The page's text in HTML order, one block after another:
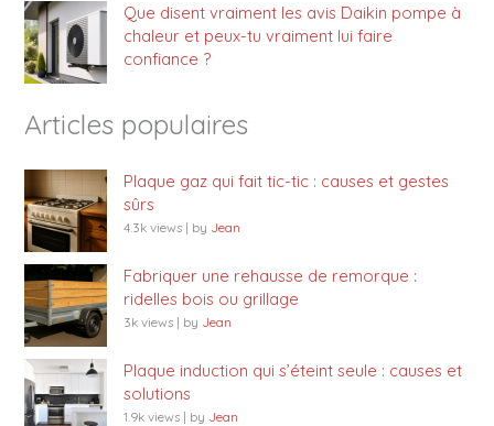
Que disent vraiment les avis Daikin pompe à
chaleur et peux-tu vraiment lui faire
confiance ?
Articles populaires
Plaque gaz qui fait tic-tic : causes et gestes
sûrs
4.3k views | by Jean
Fabriquer une rehausse de remorque :
ridelles bois ou grillage
3k views | by Jean
Plaque induction qui s’éteint seule : causes et
solutions
1.9k views | by Jean